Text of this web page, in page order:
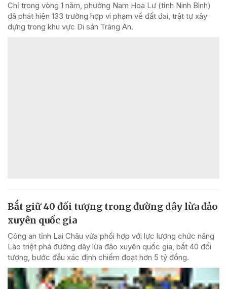
Chỉ trong vòng 1 năm, phường Nam Hoa Lư (tỉnh Ninh Bình)
đã phát hiện 133 trường hợp vi phạm về đất đai, trật tự xây
dựng trong khu vực Di sản Tràng An.
Bắt giữ 40 đối tượng trong đường dây lừa đảo
xuyên quốc gia
Công an tỉnh Lai Châu vừa phối hợp với lực lượng chức năng
Lào triệt phá đường dây lừa đảo xuyên quốc gia, bắt 40 đối
tượng, bước đầu xác định chiếm đoạt hơn 5 tỷ đồng.